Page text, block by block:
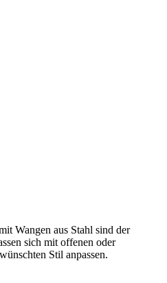
Wangen aus Stahl sind der
sich mit offenen oder
Stil anpassen.